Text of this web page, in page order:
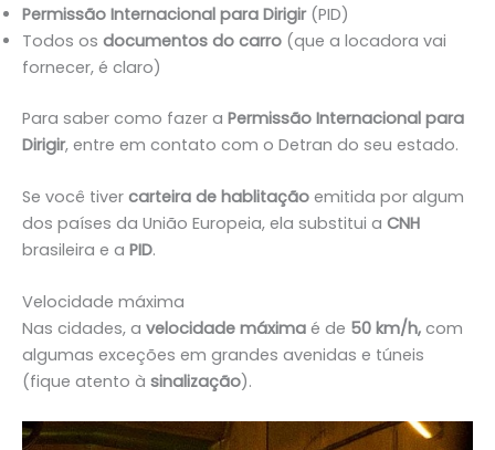
Permissão Internacional para Dirigir(PID)
Todos os documentos do carro (que a locadora vai
fornecer, é claro)
Para saber como fazer a Permissão Internacional para
Dirigir, entre em contato com o Detran do seu estado.
Se você tiver carteira de hablitação emitida por algum
dos países da União Europeia, ela substitui a CNH
brasileira e a PID.
Velocidade máxima
Nas cidades, a velocidade máxima é de 50 km/h, com
algumas exceções em grandes avenidas e túneis
(fique atento à sinalização).